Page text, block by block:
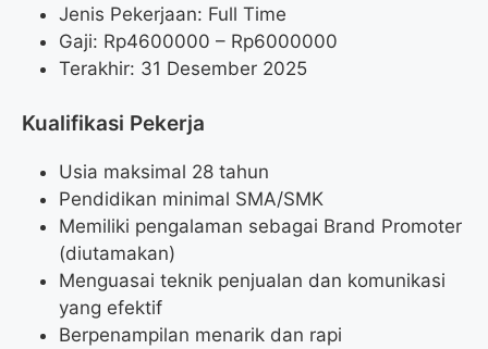
Jenis Pekerjaan: Full Time
Gaji: Rp4600000 – Rp6000000
Terakhir: 31 Desember 2025
Kualifikasi Pekerja
Usia maksimal 28 tahun
Pendidikan minimal SMA/SMK
Memiliki pengalaman sebagai Brand Promoter
(diutamakan)
Menguasai teknik penjualan dan komunikasi
yang efektif
Berpenampilan menarik dan rapi